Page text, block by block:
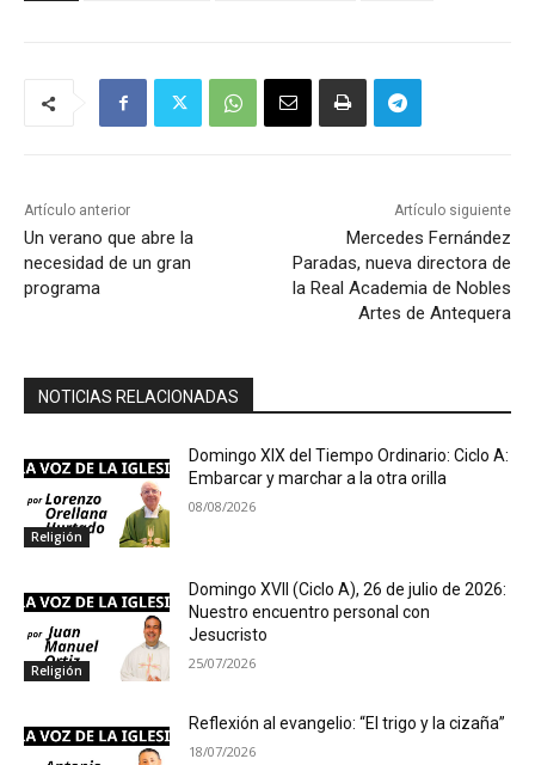
Artículo anterior
Un verano que abre la
necesidad de un gran
programa
Artículo siguiente
Mercedes Fernández
Paradas, nueva directora de
la Real Academia de Nobles
Artes de Antequera
NOTICIAS RELACIONADAS
Religión
Domingo XIX del Tiempo Ordinario: Ciclo A:
Embarcar y marchar a la otra orilla
08/08/2026
Religión
Domingo XVII (Ciclo A), 26 de julio de 2026:
Nuestro encuentro personal con
Jesucristo
25/07/2026
Reflexión al evangelio: “El trigo y la cizaña”
18/07/2026